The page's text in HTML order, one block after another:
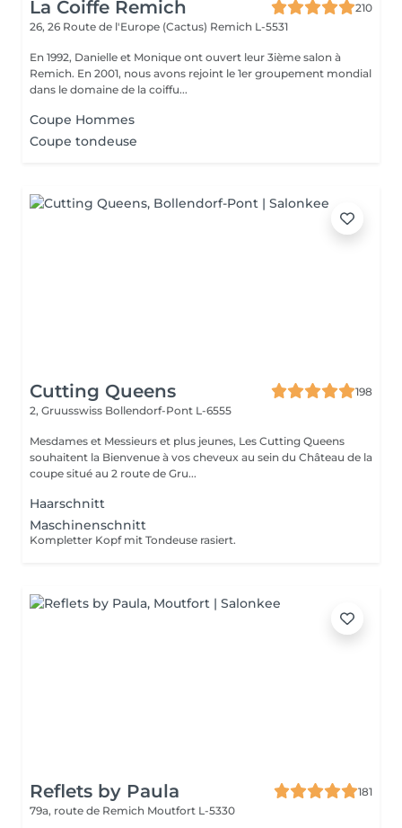
La Coiffe Remich
210
26, 26 Route de l'Europe (Cactus) Remich L-5531
En 1992, Danielle et Monique ont ouvert leur 3ième salon à
Remich. En 2001, nous avons rejoint le 1er groupement mondial
dans le domaine de la coiffu...
Coupe Hommes
Coupe tondeuse
Cutting Queens
198
2, Gruusswiss Bollendorf-Pont L-6555
Mesdames et Messieurs et plus jeunes, Les Cutting Queens
souhaitent la Bienvenue à vos cheveux au sein du Château de la
coupe situé au 2 route de Gru...
Haarschnitt
Maschinenschnitt
Kompletter Kopf mit Tondeuse rasiert.
Reflets by Paula
181
79a, route de Remich Moutfort L-5330